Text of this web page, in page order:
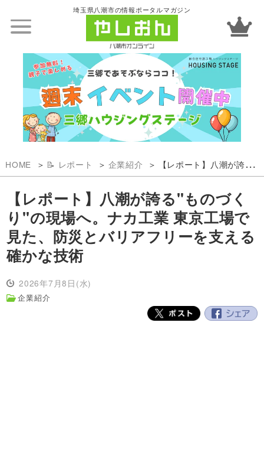
埼玉県八潮市の情報ポータルマガジン
HOME 📝 レポート 企業紹介 【レポート】八潮が誇る"ものづくり"の現場へ。ナカ工業 東京工場で見た、防災とバリアフリーを支える確かな技術
【レポート】八潮が誇る"ものづく
り"の現場へ。ナカ工業 東京工場で
見た、防災とバリアフリーを支える
確かな技術
2026年7月8日(水)
企業紹介